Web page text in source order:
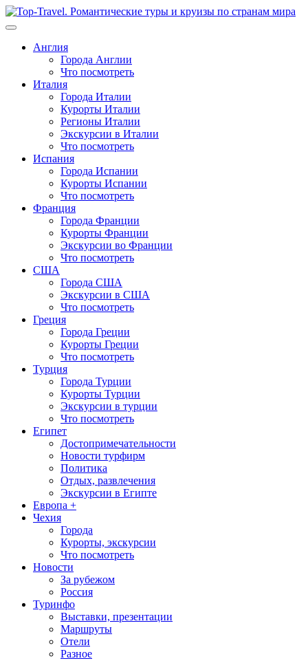
Перейти
к
Англия
Города Англии
Что посмотреть
Италия
Города Италии
Курорты Италии
Регионы Италии
Экскурсии в Италии
Что посмотреть
Испания
Города Испании
Курорты Испании
Что посмотреть
Франция
Города Франции
Курорты Франции
Экскурсии во Франции
Что посмотреть
США
Города США
Экскурсии в США
Что посмотреть
Греция
Города Греции
Курорты Греции
Что посмотреть
Турция
Города Турции
Курорты Турции
Экскурсии в турции
Что посмотреть
Египет
Достопримечательности
Новости турфирм
Политика
Отдых, развлечения
Экскурсии в Египте
Европа +
Чехия
Города
Курорты, экскурсии
Что посмотреть
Новости
За рубежом
Россия
Туринфо
Выставки, презентации
Маршруты
Отели
Разное